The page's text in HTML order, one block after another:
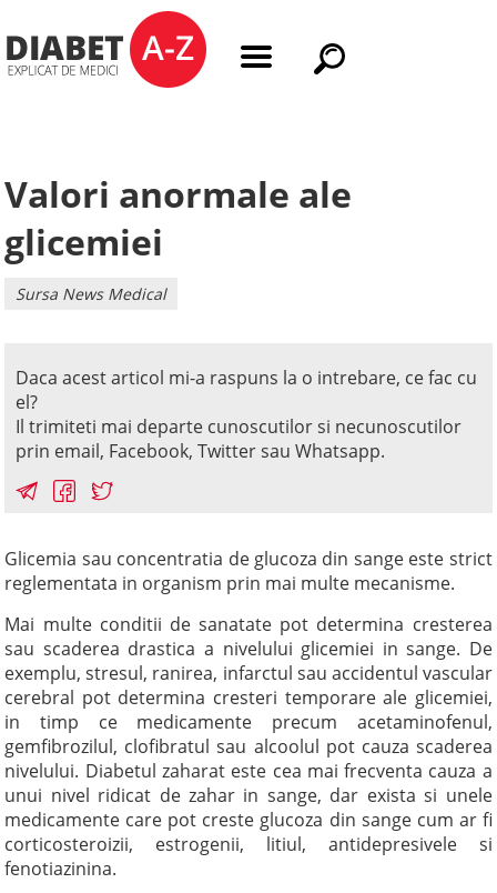
Valori anormale ale
glicemiei
Sursa News Medical
Daca acest articol mi-a raspuns la o intrebare, ce fac cu
el?
Il trimiteti mai departe cunoscutilor si necunoscutilor
prin email, Facebook, Twitter sau Whatsapp.
Glicemia sau concentratia de glucoza din sange este strict
reglementata in organism prin mai multe mecanisme.
Mai multe conditii de sanatate pot determina cresterea
sau scaderea drastica a nivelului glicemiei in sange. De
exemplu, stresul, ranirea, infarctul sau accidentul vascular
cerebral pot determina cresteri temporare ale glicemiei,
in timp ce medicamente precum acetaminofenul,
gemfibrozilul, clofibratul sau alcoolul pot cauza scaderea
nivelului. Diabetul zaharat este cea mai frecventa cauza a
unui nivel ridicat de zahar in sange, dar exista si unele
medicamente care pot creste glucoza din sange cum ar fi
corticosteroizii, estrogenii, litiul, antidepresivele si
fenotiazinina.